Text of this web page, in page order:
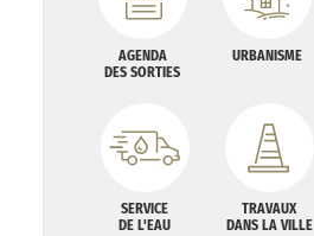
AGENDA
DES SORTIES
URBANISME
SERVICE
DE L'EAU
TRAVAUX
DANS LA VILLE